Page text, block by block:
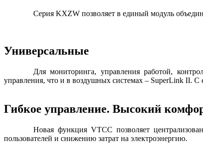
Серия KXZW позволяет в единый модуль
Универсальные
Для мониторинга, управления работой,
управления, что и в воздушных системах – SuperLink II.
Гибкое управление. Высокий
Новая функция VTCC позволяет
пользователей и снижению затрат на электроэнергию.